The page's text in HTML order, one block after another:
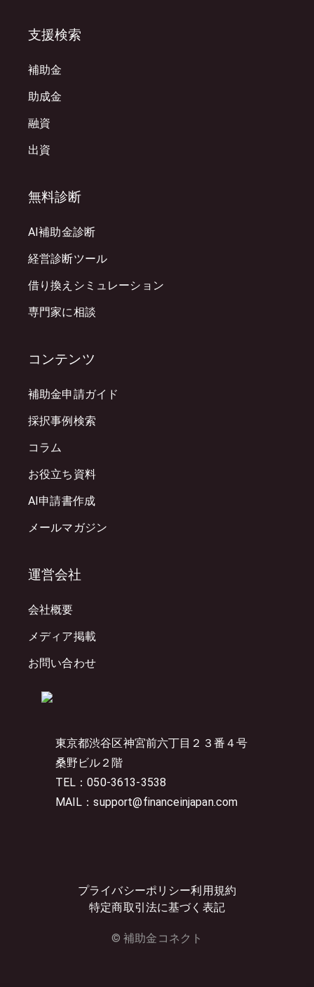
東京都渋谷区神宮前六丁目２３番４号
桑野ビル２階
TEL：050-3613-3538
MAIL：support@financeinjapan.com
プライバシーポリシー利用規約
特定商取引法に基づく表記
© 補助金コネクト
支援検索
補助金
助成金
融資
出資
無料診断
AI補助金診断
経営診断ツール
借り換えシミュレーション
専門家に相談
コンテンツ
補助金申請ガイド
採択事例検索
コラム
お役立ち資料
AI申請書作成
メールマガジン
運営会社
会社概要
メディア掲載
お問い合わせ